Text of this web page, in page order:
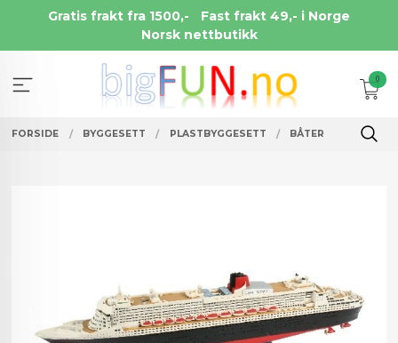
Gratis frakt fra 1500,-
Fast frakt 49,- i Norge
Norsk nettbutikk
0
FORSIDE BYGGESETT PLASTBYGGESETT BÅTER